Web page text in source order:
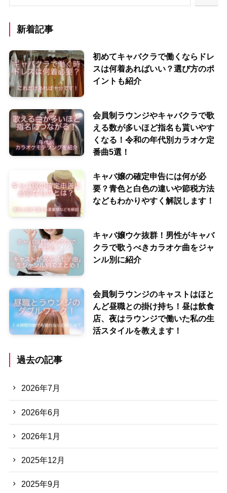
新着記事
初めてキャバクラで働くならドレ
スは何着あればいい？選び方のポ
イントも紹介
会員制ラウンジやキャバクラで歌
える数が多いほど指名も貰いやす
くなる！令和の年代別カラオケ定
番曲5選！
キャバ嬢の確定申告には何が必
要？青色と白色の違いや節税方法
などもわかりやすく解説します！
キャバ嬢ウケ抜群！男性がキャバ
クラで歌うべきカラオケ曲をジャ
ンル別に紹介
会員制ラウンジのキャストはほと
んど昼職との掛け持ち！昼は飲食
店、夜はラウンジで働いた私の生
活スタイルを教えます！
過去の記事
2026年7月
2026年6月
2026年1月
2025年12月
2025年9月